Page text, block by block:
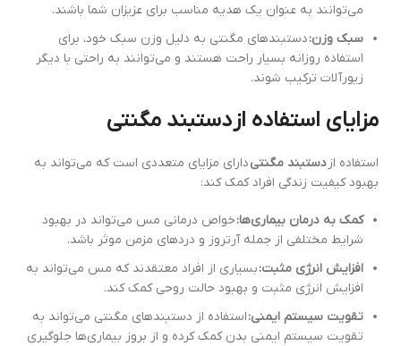
می‌توانند به عنوان یک هدیه مناسب برای عزیزان شما باشند.
سبک وزن:دستبندهای مگنتی به دلیل وزن سبک خود، برای
استفاده روزانه بسیار راحت هستند و می‌توانند به راحتی با دیگر
زیورآلات ترکیب شوند.
مزایای استفاده ازدستبند مگنتی
استفاده ازدستبند مگنتیدارای مزایای متعددی است که می‌تواند به
بهبود کیفیت زندگی افراد کمک کند:
کمک به درمان بیماری‌ها:خواص درمانی مس می‌تواند در بهبود
شرایط مختلفی از جمله آرتروز و دردهای مزمن موثر باشد.
افزایش انرژی مثبت:بسیاری از افراد معتقدند که مس می‌تواند به
افزایش انرژی مثبت و بهبود حالت روحی کمک کند.
تقویت سیستم ایمنی:استفاده از دستبندهای مگنتی می‌تواند به
تقویت سیستم ایمنی بدن کمک کرده و از بروز بیماری‌ها جلوگیری